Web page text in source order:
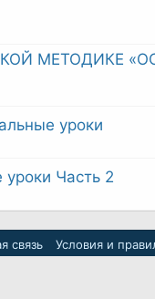
МЕТОДИКЕ
уроки
Часть 2
связь Условия и